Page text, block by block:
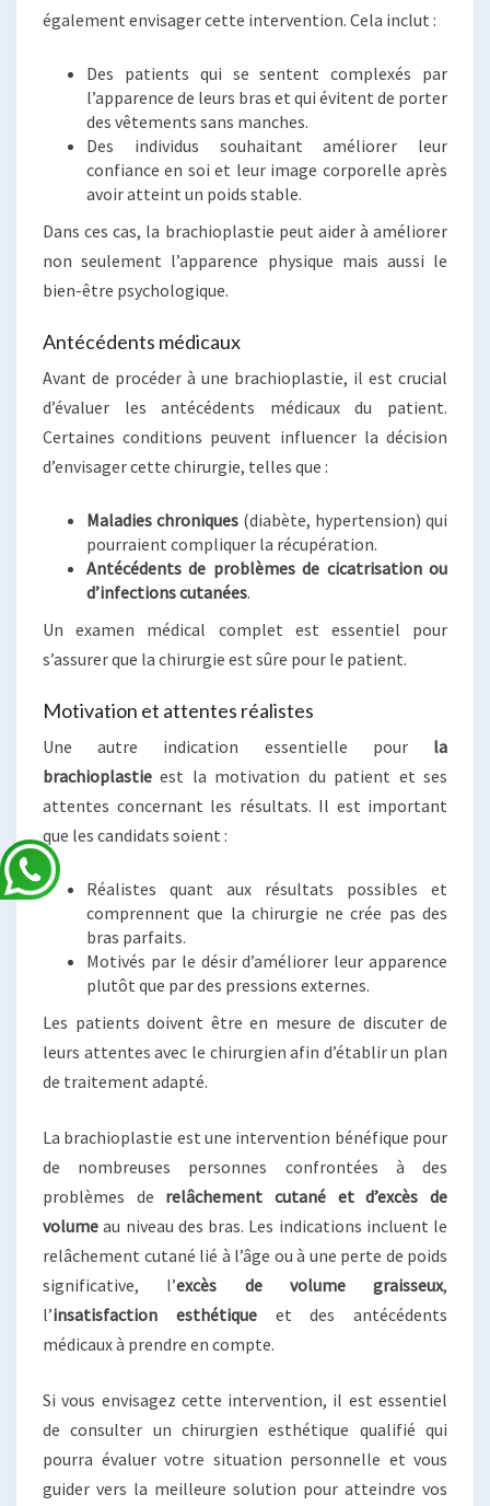
également envisager cette intervention. Cela inclut :
Des patients qui se sentent complexés par
l’apparence de leurs bras et qui évitent de porter
des vêtements sans manches.
Des individus souhaitant améliorer leur
confiance en soi et leur image corporelle après
avoir atteint un poids stable.
Dans ces cas, la brachioplastie peut aider à améliorer
non seulement l’apparence physique mais aussi le
bien-être psychologique.
Antécédents médicaux
Avant de procéder à une brachioplastie, il est crucial
d’évaluer les antécédents médicaux du patient.
Certaines conditions peuvent influencer la décision
d’envisager cette chirurgie, telles que :
Maladies chroniques (diabète, hypertension) qui
pourraient compliquer la récupération.
Antécédents de problèmes de cicatrisation ou
d’infections cutanées.
Un examen médical complet est essentiel pour
s’assurer que la chirurgie est sûre pour le patient.
Motivation et attentes réalistes
Une autre indication essentielle pourla
brachioplastie est la motivation du patient et ses
attentes concernant les résultats. Il est important
que les candidats soient :
Réalistes quant aux résultats possibles et
comprennent que la chirurgie ne crée pas des
bras parfaits.
Motivés par le désir d’améliorer leur apparence
plutôt que par des pressions externes.
Les patients doivent être en mesure de discuter de
leurs attentes avec le chirurgien afin d’établir un plan
de traitement adapté.
La brachioplastie est une intervention bénéfique pour
de nombreuses personnes confrontées à des
problèmes de relâchement cutané et d’excès de
volume au niveau des bras. Les indications incluent le
relâchement cutané lié à l’âge ou à une perte de poids
significative, l’excès de volume graisseux,
l’insatisfaction esthétiqueet des antécédents
médicaux à prendre en compte.
Si vous envisagez cette intervention, il est essentiel
de consulter un chirurgien esthétique qualifié qui
pourra évaluer votre situation personnelle et vous
guider vers la meilleure solution pour atteindre vos